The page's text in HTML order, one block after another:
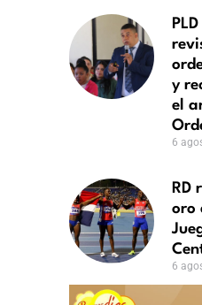
y
el
6
RD
oro
6